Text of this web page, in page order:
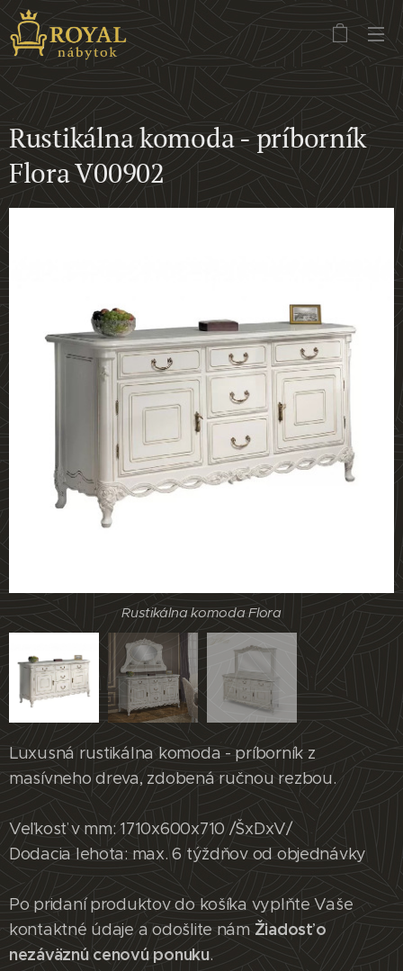
Rustikálna komoda - príborník
Flora V00902
Rustikálna komoda Flora
Rustikálna komoda Flora
Luxusná rustikálna komoda - príborník z
masívneho dreva, zdobená ručnou rezbou.
Veľkosť v mm: 1710x600x710 /ŠxDxV/
Dodacia lehota: max. 6 týždňov od objednávky
Po pridaní produktov do košíka vyplňte Vaše
kontaktné údaje a odošlite nám Žiadosť o
nezáväznú cenovú ponuku.